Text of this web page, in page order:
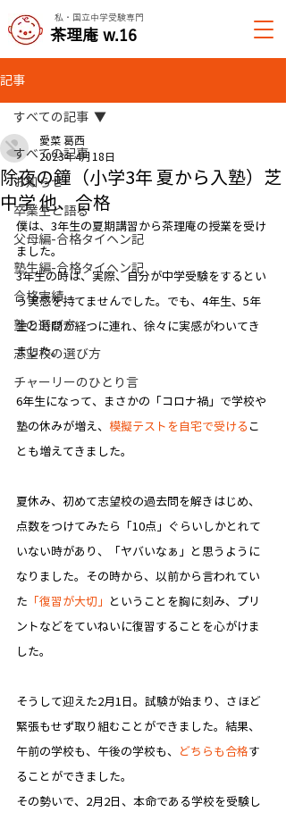
私・国立中学受験専門
​茶理庵 w.16
記事
すべての記事
お知らせ
卒業生と語る
父母編-合格タイヘン記
塾生編-合格タイヘン記
合格実績
塾の選び方
志望校の選び方
チャーリーのひとり言
すべての記事
除夜の鐘（小学3年 夏から入塾）芝
中学 他、合格
愛菜 葛西
2023年4月18日
僕は、3年生の夏期講習から茶理庵の授業を受け
ました。
3年生の時は、実際、自分が中学受験をするとい
う実感を持てませんでした。でも、4年生、5年
生と時間が経つに連れ、徐々に実感がわいてき
ました。
6年生になって、まさかの「コロナ禍」で学校や
塾の休みが増え、 模擬テストを自宅で受ける こ
とも増えてきました。
夏休み、初めて志望校の過去問を解きはじめ、
点数をつけてみたら「10点」ぐらいしかとれて
いない時があり、「ヤバいなぁ」と思うように
なりました。その時から、以前から言われてい
た 「復習が大切」 ということを胸に刻み、プリ
ントなどをていねいに復習することを心がけま
した。
そうして迎えた2月1日。試験が始まり、さほど
緊張もせず取り組むことができました。結果、
午前の学校も、午後の学校も、 どちらも合格す
ることができました。
その勢いで、2月2日、本命である学校を受験し